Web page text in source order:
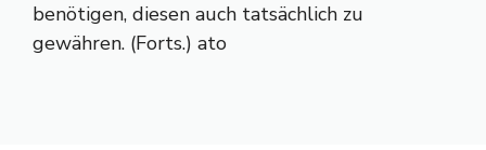
benötigen, diesen auch tatsächlich zu
gewähren. (Forts.) ato